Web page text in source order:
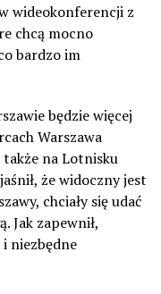
wideokonferencji z
chcą mocno
bardzo im
będzie więcej
Warszawa
także na Lotnisku
że widoczny jest
chciały się udać
Jak zapewnił,
niezbędne